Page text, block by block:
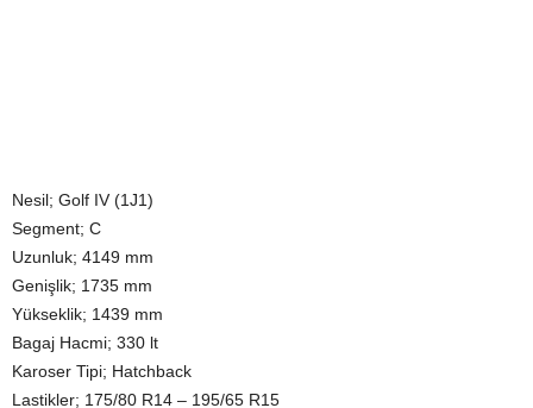
Nesil; Golf IV (1J1)
Segment; C
Uzunluk; 4149 mm
Genişlik; 1735 mm
Yükseklik; 1439 mm
Bagaj Hacmi; 330 lt
Karoser Tipi; Hatchback
Lastikler; 175/80 R14 – 195/65 R15